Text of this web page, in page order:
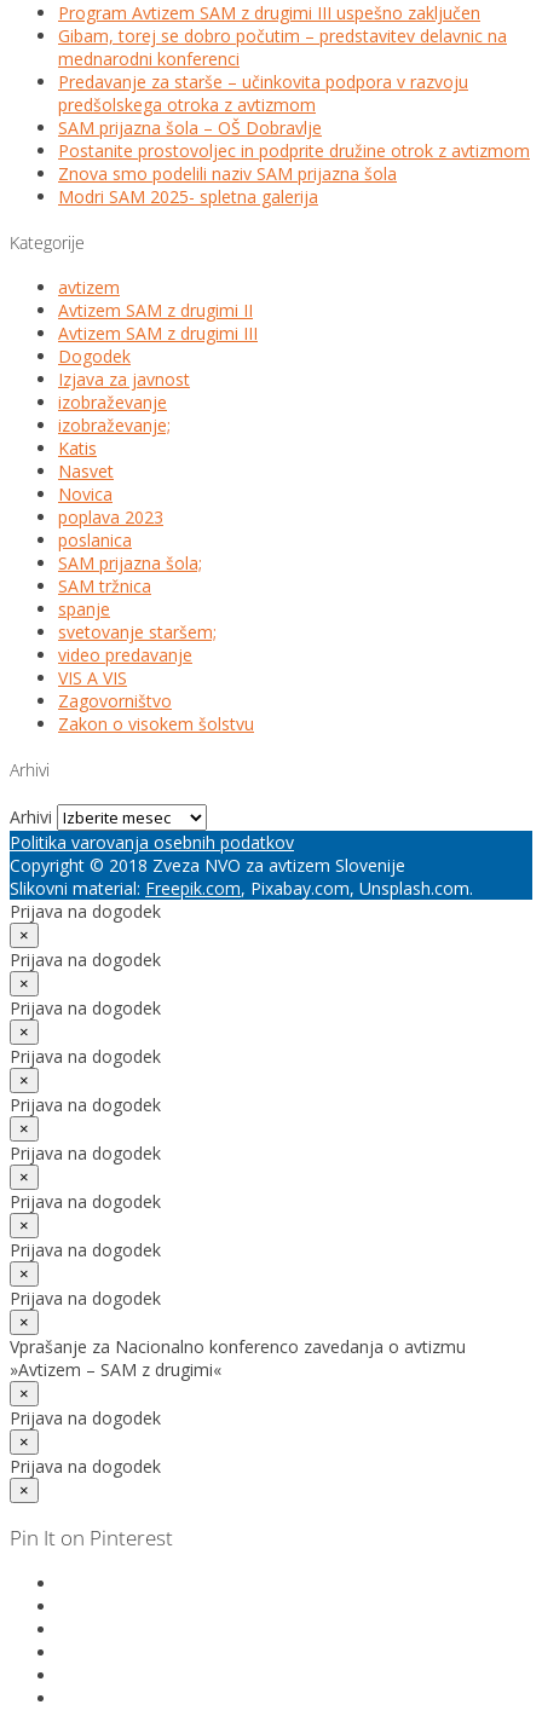
Program Avtizem SAM z drugimi III uspešno zaključen
Gibam, torej se dobro počutim – predstavitev delavnic na
mednarodni konferenci
Predavanje za starše – učinkovita podpora v razvoju
predšolskega otroka z avtizmom
SAM prijazna šola – OŠ Dobravlje
Postanite prostovoljec in podprite družine otrok z avtizmom
Znova smo podelili naziv SAM prijazna šola
Modri SAM 2025- spletna galerija
Kategorije
avtizem
Avtizem SAM z drugimi II
Avtizem SAM z drugimi III
Dogodek
Izjava za javnost
izobraževanje
izobraževanje;
Katis
Nasvet
Novica
poplava 2023
poslanica
SAM prijazna šola;
SAM tržnica
spanje
svetovanje staršem;
video predavanje
VIS A VIS
Zagovorništvo
Zakon o visokem šolstvu
Arhivi
Arhivi
Politika varovanja osebnih podatkov
Copyright © 2018 Zveza NVO za avtizem Slovenije
Slikovni material: Freepik.com, Pixabay.com, Unsplash.com.
Prijava na dogodek
×
Prijava na dogodek
×
Prijava na dogodek
×
Prijava na dogodek
×
Prijava na dogodek
×
Prijava na dogodek
×
Prijava na dogodek
×
Prijava na dogodek
×
Prijava na dogodek
×
Vprašanje za Nacionalno konferenco zavedanja o avtizmu
»Avtizem – SAM z drugimi«
×
Prijava na dogodek
×
Prijava na dogodek
×
Pin It on Pinterest